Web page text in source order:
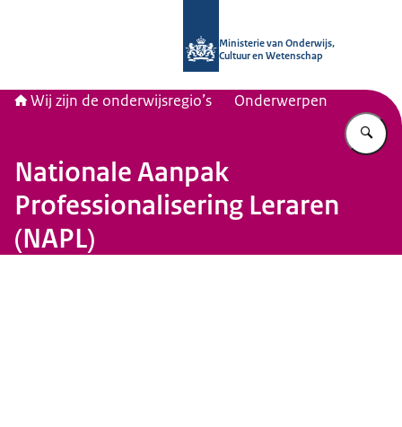
Ministerie van Onderwijs,
Cultuur en Wetenschap
Wij zijn de onderwijsregio’s Onderwerpen
Nationale Aanpak
Professionalisering Leraren
(NAPL)